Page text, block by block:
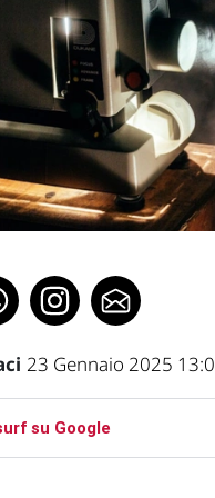
23 Gennaio 2025
su Google